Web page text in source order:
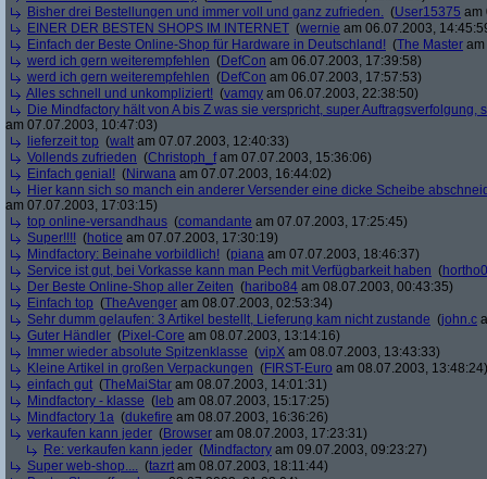
Bisher drei Bestellungen und immer voll und ganz zufrieden. (User15375 am
EINER DER BESTEN SHOPS IM INTERNET (wernie am 06.07.2003,
Einfach der Beste Online-Shop für Hardware in Deutschland! (The Master
werd ich gern weiterempfehlen (DefCon am 06.07.2003, 17:39:58)
werd ich gern weiterempfehlen (DefCon am 06.07.2003, 17:57:53)
Alles schnell und unkompliziert! (vamqy am 06.07.2003, 22:38:50)
Die Mindfactory hält von A bis Z was sie verspricht, super Auftragsverfolgung,
am 07.07.2003, 10:47:03)
lieferzeit top (walt am 07.07.2003, 12:40:33)
Vollends zufrieden (Christoph_fam 07.07.2003, 15:36:06)
Einfach genial! (Nirwana am 07.07.2003, 16:44:02)
Hier kann sich so manch ein anderer Versender eine dicke Scheibe
am 07.07.2003, 17:03:15)
top online-versandhaus (comandante am 07.07.2003, 17:25:45)
Super!!!! (hotice am 07.07.2003, 17:30:19)
Mindfactory: Beinahe vorbildlich! (piana am 07.07.2003, 18:46:37)
Service ist gut, bei Vorkasse kann man Pech mit Verfügbarkeit haben (
Der Beste Online-Shop aller Zeiten (haribo84 am 08.07.2003, 00:43:35)
Einfach top (TheAvenger am 08.07.2003, 02:53:34)
Sehr dumm gelaufen: 3 Artikel bestellt, Lieferung kam nicht zustande (john.c
Guter Händler (Pixel-Core am 08.07.2003, 13:14:16)
Immer wieder absolute Spitzenklasse (vipX am 08.07.2003, 13:43:33)
Kleine Artikel in großen Verpackungen (FIRST-Euro am 08.07.2003, 13:48:24)
einfach gut (TheMaiStar am 08.07.2003, 14:01:31)
Mindfactory - klasse ( leb am 08.07.2003, 15:17:25)
Mindfactory 1a (dukefire am 08.07.2003, 16:36:26)
verkaufen kann jeder (Browser am 08.07.2003, 17:23:31)
Re: verkaufen kann jeder (Mindfactory am 09.07.2003, 09:23:27)
Super web-shop.... (tazrt am 08.07.2003, 18:11:44)